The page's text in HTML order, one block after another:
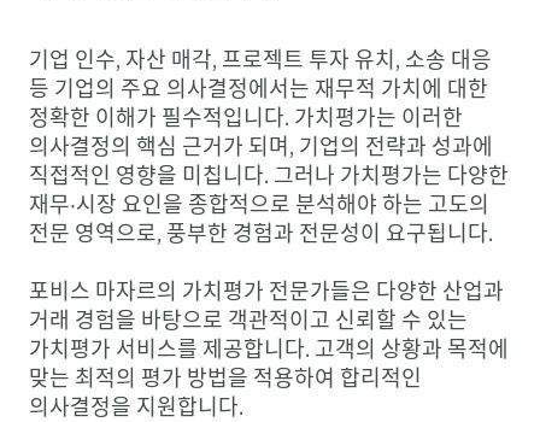
기업 인수, 자산 매각, 프로젝트 투자 유치, 소송 대응
등 기업의 주요 의사결정에서는 재무적 가치에 대한
정확한 이해가 필수적입니다. 가치평가는 이러한
의사결정의 핵심 근거가 되며, 기업의 전략과 성과에
직접적인 영향을 미칩니다. 그러나 가치평가는 다양한
재무·시장 요인을 종합적으로 분석해야 하는 고도의
전문 영역으로, 풍부한 경험과 전문성이 요구됩니다.
포비스 마자르의 가치평가 전문가들은 다양한 산업과
거래 경험을 바탕으로 객관적이고 신뢰할 수 있는
가치평가 서비스를 제공합니다. 고객의 상황과 목적에
맞는 최적의 평가 방법을 적용하여 합리적인
의사결정을 지원합니다.